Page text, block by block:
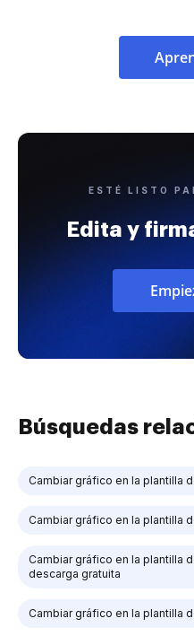
ESTÉ LISTO
Edita y
Búsquedas
Cambiar gráfico en la plantilla
Cambiar gráfico en la plantilla
Cambiar gráfico en la plantilla
descarga gratuita
Cambiar gráfico en la plantilla